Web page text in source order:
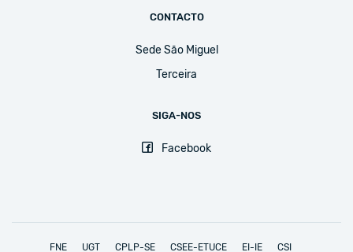
CONTACTO
Sede São Miguel
Terceira
SIGA-NOS
Facebook
FNE UGT CPLP-SE CSEE-ETUCE EI-IE CSI